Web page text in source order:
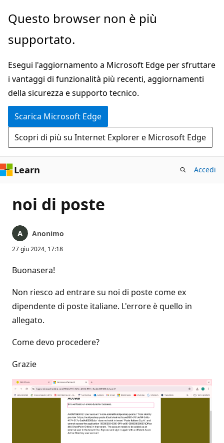
Ignora
passa
contenuto
principale
Questo browser non è più
supportato.
Esegui l'aggiornamento a Microsoft Edge per sfruttare
i vantaggi di funzionalità più recenti, aggiornamenti
della sicurezza e supporto tecnico.
Scarica Microsoft Edge
Scopri di più su Internet Explorer e Microsoft Edge
Learn Accedi
noi di poste
Anonimo
27 giu 2024, 17:18
Buonasera!
Non riesco ad entrare su noi di poste come ex
dipendente di poste italiane. L'errore è quello in
allegato.
Come devo procedere?
Grazie